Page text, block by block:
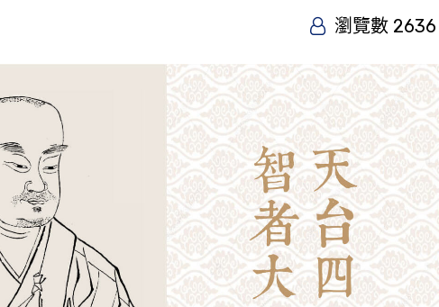
瀏覽數 2636